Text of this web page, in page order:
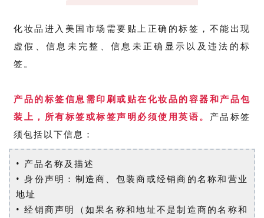
化妆品进入美国市场需要贴上正确的标签，不能出现
虚假、信息未完整、信息未正确显示以及违法的标
签。
产品的标签信息需印刷或贴在化妆品的容器和产品包
装上，所有标签或标签声明必须使用英语。 产品标签
须包括以下信息：
• 产品名称及描述
• 身份声明：制造商、包装商或经销商的名称和营业
地址
• 经销商声明（如果名称和地址不是制造商的名称和